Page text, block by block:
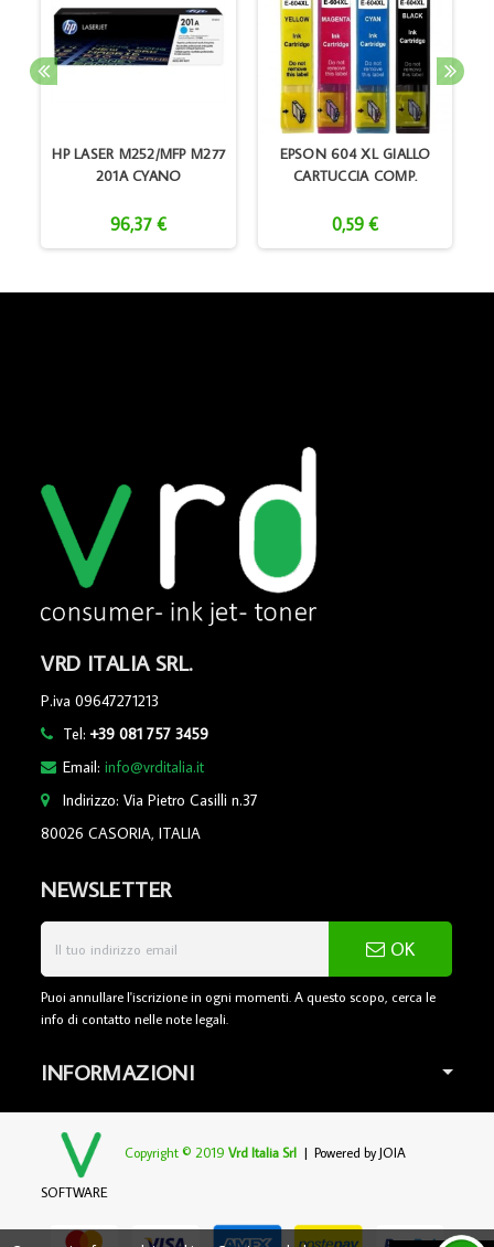
HP LASER M252/MFP M277
201A CYANO
96,37 €
EPSON 604 XL GIALLO
CARTUCCIA COMP.
0,59 €
VRD ITALIA SRL.
P.iva 09647271213
Tel:+39 081 757 3459
Email:info@vrditalia.it
Indirizzo: Via Pietro Casilli n.37
80026 CASORIA, ITALIA
NEWSLETTER
OK
Puoi annullare l'iscrizione in ogni momenti. A questo scopo, cerca le
info di contatto nelle note legali.
INFORMAZIONI
Copyright © 2019Vrd Italia Srl | Powered byJOIA
SOFTWARE